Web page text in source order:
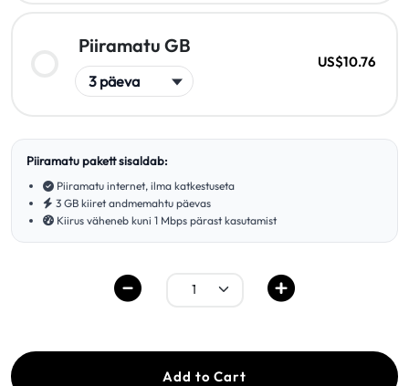
Piiramatu GB
US$10.76
Piiramatu pakett sisaldab:
Piiramatu internet, ilma katkestuseta
3 GB kiiret andmemahtu päevas
Kiirus väheneb kuni 1 Mbps pärast kasutamist
Add to Cart